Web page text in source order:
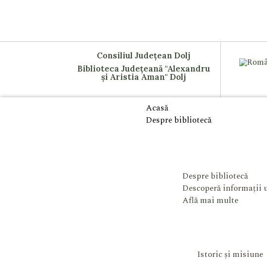
Consiliul Județean Dolj
Biblioteca Județeană "Alexandru
și Aristia Aman" Dolj
Acasă
Despre bibliotecă
Despre bibliotecă
Descoperă informații
Află mai multe
Istoric și misiune